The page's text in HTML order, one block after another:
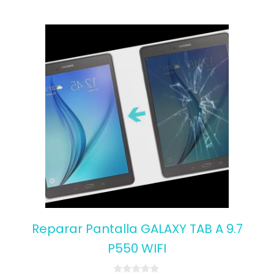
Reparar Pantalla GALAXY TAB A 9.7
P550 WIFI